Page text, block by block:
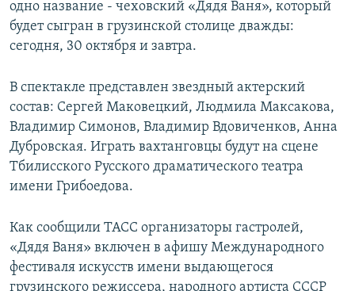
одно название - чеховский «Дядя Ваня», который
будет сыгран в грузинской столице дважды:
сегодня, 30 октября и завтра.
В спектакле представлен звездный актерский
состав: Сергей Маковецкий, Людмила Максакова,
Владимир Симонов, Владимир Вдовиченков, Анна
Дубровская. Играть вахтанговцы будут на сцене
Тбилисского Русского драматического театра
имени Грибоедова.
Как сообщили ТАСС организаторы гастролей,
«Дядя Ваня» включен в афишу Международного
фестиваля искусств имени выдающегося
грузинского режиссера, народного артиста СССР